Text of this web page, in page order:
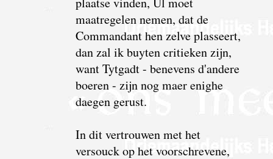
maatregelen nemen, dat de
Commandant hen zelve plasseert,
dan zal ik buyten critieken zijn,
want Tytgadt - benevens d'andere
boeren - zijn nog maer enighe
daegen gerust.
In dit vertrouwen met het
versouck op het voorschrevene,